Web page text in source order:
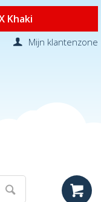
Khaki
Mijn klantenzone